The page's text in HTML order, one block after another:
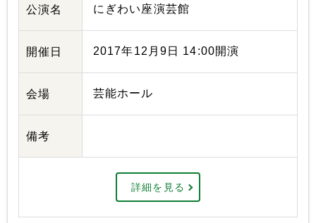
公演名 にぎわい座演芸館
開催日 2017年12月9日 14:00開演
会場 芸能ホール
備考
詳細を見る